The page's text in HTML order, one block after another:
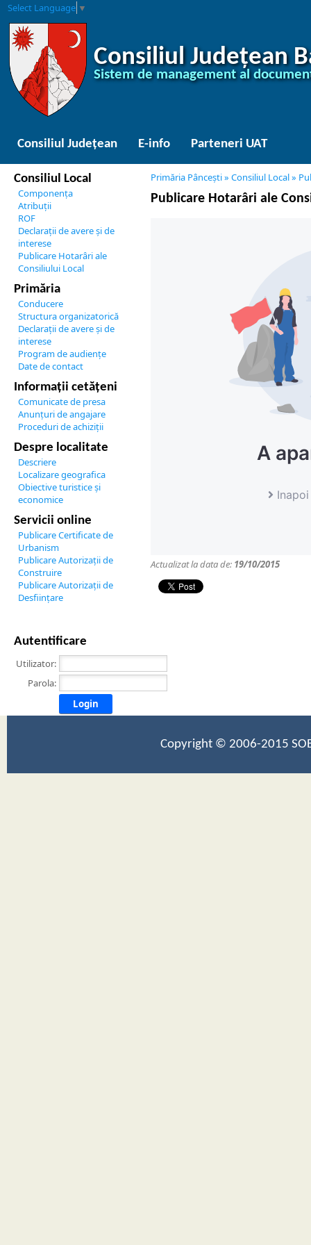
Select Language ▼
Consiliul Județean
Sistem de management al
Consiliul Județean E-info Parteneri UAT
Consiliul Local
Componența
Atribuții
ROF
Declarații de avere și de
interese
Publicare Hotarâri ale
Consiliului Local
Primăria
Conducere
Structura organizatorică
Declarații de avere și de
interese
Program de audiențe
Date de contact
Informații cetățeni
Comunicate de presa
Anunțuri de angajare
Proceduri de achiziții
Despre localitate
Descriere
Localizare geografica
Obiective turistice și
economice
Servicii online
Publicare Certificate de
Urbanism
Publicare Autorizații de
Construire
Publicare Autorizații de
Desființare
Autentificare
Utilizator:
Parola:
Login
Primăria Pâncești» Consiliul Local»
Publicare Hotarâri ale
Actualizat la data de: 19/10/2015
Copyright © 2006-2015